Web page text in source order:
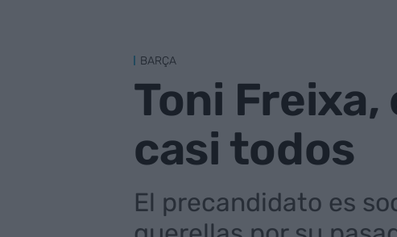
BARÇA
Toni
casi todos
El precandidato es